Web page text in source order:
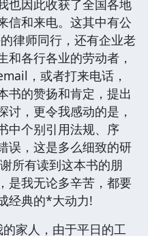
也因此收获了全国各地
信和来电。这其中有公
律师同行，还有企业老
和各行各业的劳动者，
，或者打来电话，
书的赞扬和肯定，提出
讨，更令我感动的是，
中个别引用法规、序
误，这是多么细致的研
所有读到这本书的朋
是我无论多辛苦，都要
经典的*大动力!
家人，由于平日的工